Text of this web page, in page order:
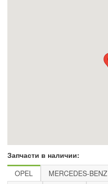
Запчасти в наличии:
OPEL
MERCEDES-BENZ